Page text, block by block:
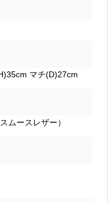
マチ(D)27cm
ムースレザー）